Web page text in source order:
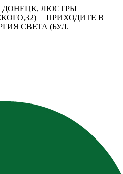
ДОНЕЦК, ЛЮСТРЫ
ПРИХОДИТЕ В
СВЕТА (БУЛ.